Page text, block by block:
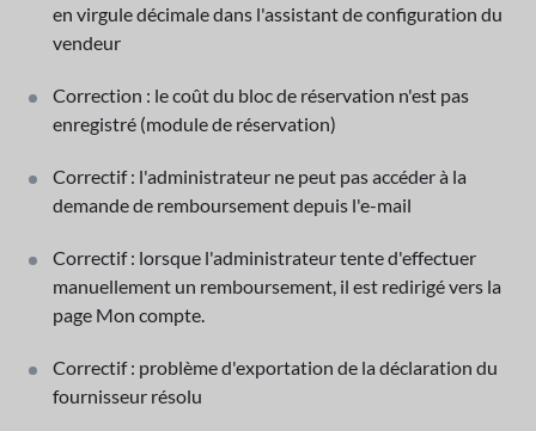
en virgule décimale dans l'assistant de configuration du
vendeur
Correction : le coût du bloc de réservation n'est pas
enregistré (module de réservation)
Correctif : l'administrateur ne peut pas accéder à la
demande de remboursement depuis l'e-mail
Correctif : lorsque l'administrateur tente d'effectuer
manuellement un remboursement, il est redirigé vers la
page Mon compte.
Correctif : problème d'exportation de la déclaration du
fournisseur résolu